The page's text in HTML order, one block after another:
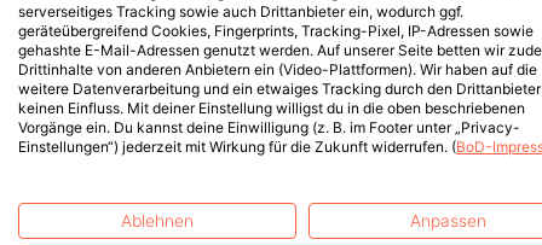
serverseitiges Tracking sowie auch Drittanbieter ein, wodurch ggf.
geräteübergreifend Cookies, Fingerprints, Tracking-Pixel, IP-Adressen sowie
gehashte E-Mail-Adressen genutzt werden. Auf unserer Seite betten wir
Drittinhalte von anderen Anbietern ein (Video-Plattformen). Wir haben auf die
weitere Datenverarbeitung und ein etwaiges Tracking durch den Drittanbieter
keinen Einfluss. Mit deiner Einstellung willigst du in die oben beschriebenen
Vorgänge ein. Du kannst deine Einwilligung (z. B. im Footer unter „Privacy-
Einstellungen“) jederzeit mit Wirkung für die Zukunft widerrufen. (BoD-
Ablehnen Anpassen